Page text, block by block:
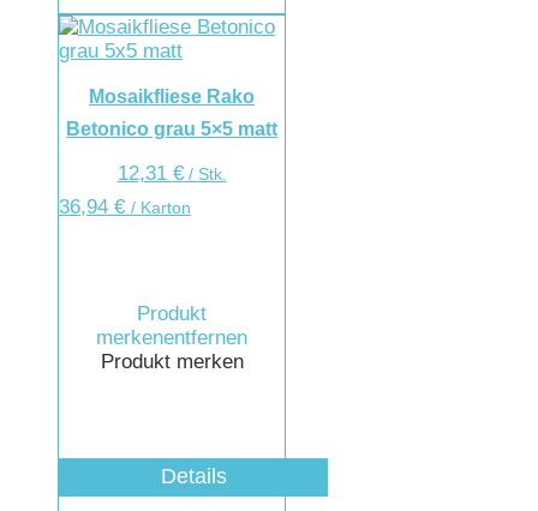
Mosaikfliese Rako
Betonico grau 5×5 matt
12,31 €/ Stk.
36,94 € / Karton
Produkt
merkenentfernen
Produkt merken
Details